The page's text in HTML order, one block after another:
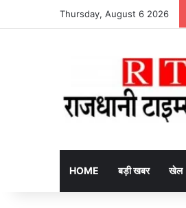
Thursday, August 6 2026
HOME बड़ी खबर खेल